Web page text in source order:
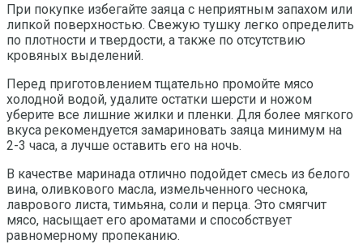
При покупке избегайте заяца с неприятным запахом или
липкой поверхностью. Свежую тушку легко определить
по плотности и твердости, а также по отсутствию
кровяных выделений.
Перед приготовлением тщательно промойте мясо
холодной водой, удалите остатки шерсти и ножом
уберите все лишние жилки и пленки. Для более мягкого
вкуса рекомендуется замариновать заяца минимум на
2-3 часа, а лучше оставить его на ночь.
В качестве маринада отлично подойдет смесь из белого
вина, оливкового масла, измельченного чеснока,
лаврового листа, тимьяна, соли и перца. Это смягчит
мясо, насыщает его ароматами и способствует
равномерному пропеканию.